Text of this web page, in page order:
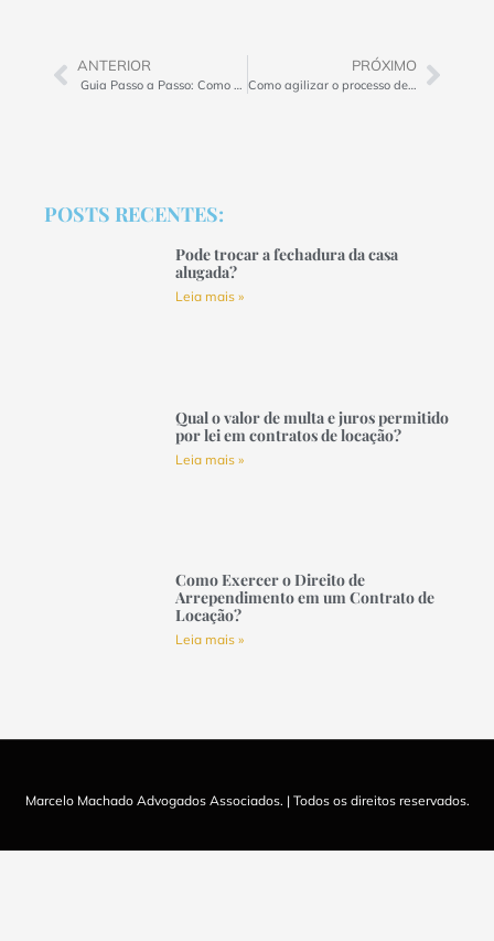
ANTERIOR
Guia Passo a Passo: Como Solicitar Reintegração de Posse de Forma Eficiente
PRÓXIMO
Como agilizar o processo de reintegração de posse do seu imóvel?
POSTS RECENTES:
Pode trocar a fechadura da casa
alugada?
Leia mais »
Qual o valor de multa e juros permitido
por lei em contratos de locação?
Leia mais »
Como Exercer o Direito de
Arrependimento em um Contrato de
Locação?
Leia mais »
Marcelo Machado Advogados Associados. | Todos os direitos reservados.